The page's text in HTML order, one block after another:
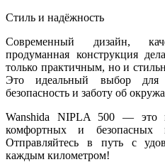
Стиль и надёжность
Современный дизайн,
продуманная конструкция
только практичным, но и
Это идеальный выбор
безопасность и заботу об
Wanshida NIPLA 500 — это
комфортных и
Отправляйтесь в путь с
каждым километром!